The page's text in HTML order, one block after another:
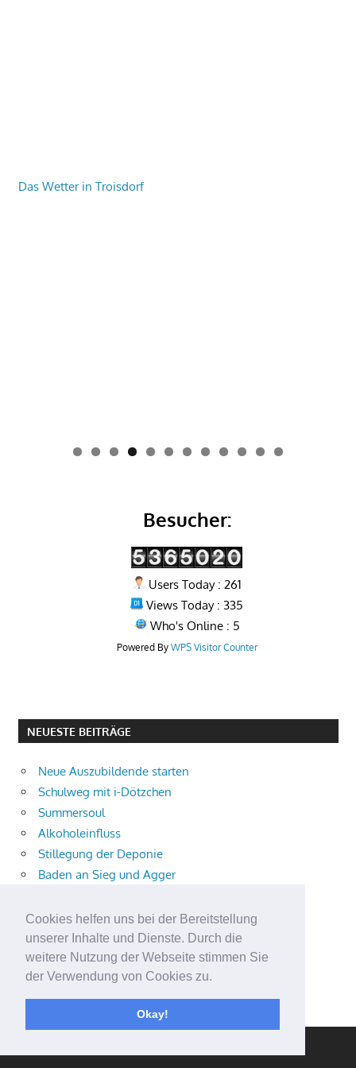
Cookies helfen uns bei der Bereitstellung
unserer Inhalte und Dienste. Durch die
weitere Nutzung der Webseite stimmen Sie
der Verwendung von Cookies zu.
Okay!
Das Wetter in Troisdorf
0 1 2
Besucher:
Users Today : 261
Views Today : 335
Who's Online : 5
Powered By WPS Visitor Counter
NEUESTE BEITRÄGE
Neue Auszubildende starten
Schulweg mit i-Dötzchen
Summersoul
Alkoholeinfluss
Stillegung der Deponie
Baden an Sieg und Agger
Kometen Schmitter Nacht
Engagementpreis 80plus 2026
Schultüten-ABC
Kompass für die Grundschule
Sommercamp